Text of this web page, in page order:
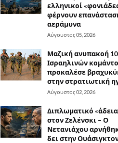
ελληνικοί
φέρνουν
αεράμυνα
Αύγουστος 05, 2026
Μαζική ανυπακοή
Ισραηλινών
προκαλέσε
στην στρατιωτική
Αύγουστος 02, 2026
Διπλωματικό
στον Ζελένσκι – Ο
Νετανιάχου
δει στην